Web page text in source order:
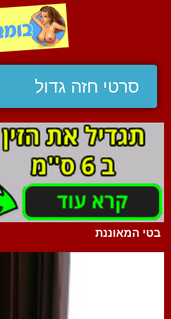
סרטי חזה גדול
בטי המאוננת